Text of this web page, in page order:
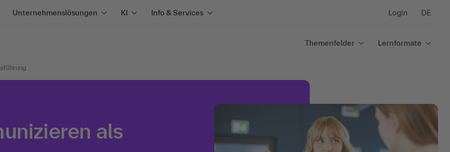
Unternehmenslösungen KI Info & Services Login DE
Themenfelder Lernformate
als